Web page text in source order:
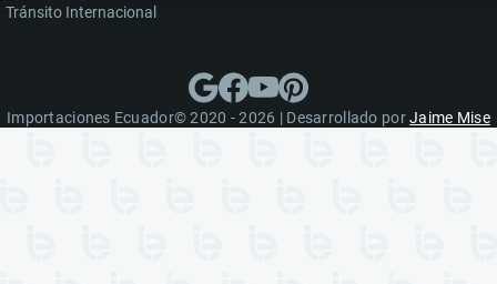
Tránsito Internacional
Importaciones Ecuador© 2020 - 2026 | Desarrollado porJaime Mise